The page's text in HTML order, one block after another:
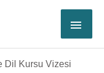
ANA
Dil Kursu Vizesi